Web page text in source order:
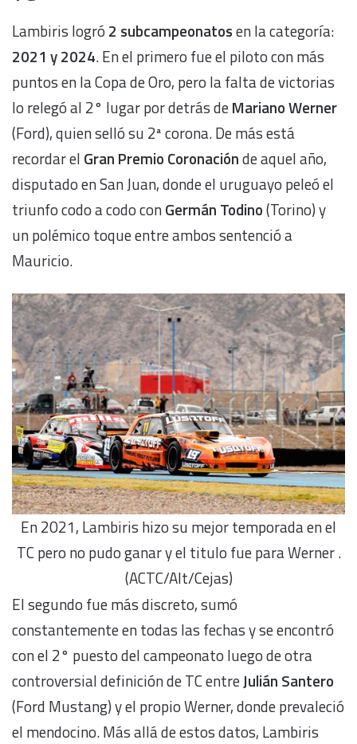
Lambiris logró 2 subcampeonatosen la categoría:
2021 y 2024. En el primero fue el piloto con más
puntos en la Copa de Oro, pero la falta de victorias
lo relegó al 2° lugar por detrás deMariano Werner
(Ford), quien selló su 2ª corona. De más está
recordar el Gran Premio Coronaciónde aquel año,
disputado en San Juan, donde el uruguayo peleó el
triunfo codo a codo conGermán Todino(Torino) y
un polémico toque entre ambos sentenció a
Mauricio.
En 2021, Lambiris hizo su mejor temporada en el
TC pero no pudo ganar y el titulo fue para Werner .
(ACTC/Alt/Cejas)
El segundo fue más discreto, sumó
constantemente en todas las fechas y se encontró
con el 2° puesto del campeonato luego de otra
controversial definición de TC entreJulián Santero
(Ford Mustang) y el propio Werner, donde prevaleció
el mendocino. Más allá de estos datos, Lambiris